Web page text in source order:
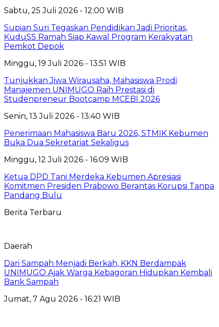
Sabtu, 25 Juli 2026 - 12:00 WIB
Supian Suri Tegaskan Pendidikan Jadi Prioritas,
KuduSS Ramah Siap Kawal Program Kerakyatan
Pemkot Depok
Minggu, 19 Juli 2026 - 13:51 WIB
Tunjukkan Jiwa Wirausaha, Mahasiswa Prodi
Manajemen UNIMUGO Raih Prestasi di
Studenpreneur Bootcamp MCEBI 2026
Senin, 13 Juli 2026 - 13:40 WIB
Penerimaan Mahasiswa Baru 2026, STMIK Kebumen
Buka Dua Sekretariat Sekaligus
Minggu, 12 Juli 2026 - 16:09 WIB
Ketua DPD Tani Merdeka Kebumen Apresiasi
Komitmen Presiden Prabowo Berantas Korupsi Tanpa
Pandang Bulu
Berita Terbaru
Daerah
Dari Sampah Menjadi Berkah, KKN Berdampak
UNIMUGO Ajak Warga Kebagoran Hidupkan Kembali
Bank Sampah
Jumat, 7 Agu 2026 - 16:21 WIB